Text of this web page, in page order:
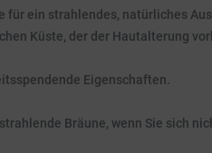
ein strahlendes, natürliches
Küste, der der Hautalterung
Eigenschaften.
Bräune, wenn Sie sich